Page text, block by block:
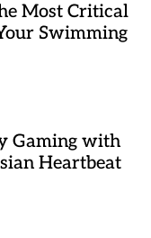
Most Critical
Swimming
Gaming with
Heartbeat